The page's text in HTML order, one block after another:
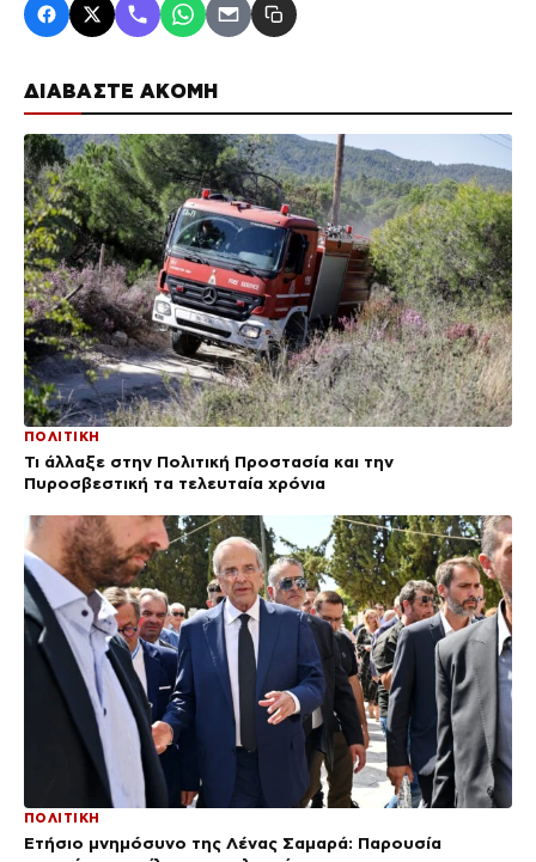
ΔΙΑΒΑΣΤΕ ΑΚΟΜΗ
ΠΟΛΙΤΙΚΗ
Τι άλλαξε στην Πολιτική Προστασία και την
Πυροσβεστική τα τελευταία χρόνια
ΠΟΛΙΤΙΚΗ
Ετήσιο μνημόσυνο της Λένας Σαμαρά: Παρουσία